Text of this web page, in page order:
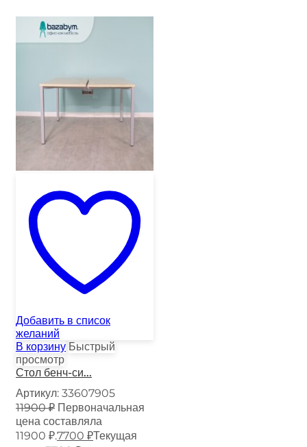
Добавить в список
желаний
В корзину Быстрый
просмотр
Стол бенч-си...
Артикул: 33607905
11900₽ Первоначальная
цена составляла
11900 ₽.7700 ₽Текущая